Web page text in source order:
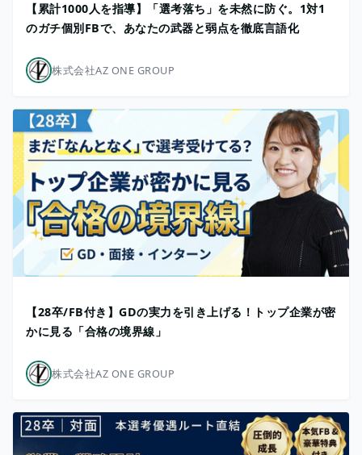
【累計1000人を指導】「選考落ち」を未然に防ぐ。1対1
のガチ個別FBで、あなたの武器と弱点を徹底言語化
株式会社AZ ONE GROUP
【28卒/FB付き】GDの実力を引き上げる！トップ企業が密
かに見る「合格の境界線」
株式会社AZ ONE GROUP